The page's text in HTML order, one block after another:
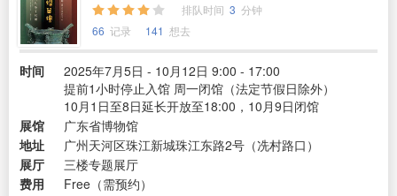
排队时间 3 分钟
66 记录 141 想去
时间
2025年7月5日 - 10月12日 9:00 - 17:00
提前1小时停止入馆 周一闭馆（法定节假日除外）
10月1日至8日延长开放至18:00，10月9日闭馆
展馆
广东省博物馆
地址
广州天河区珠江新城珠江东路2号（冼村路口）
展厅
三楼专题展厅
费用
Free（需预约）